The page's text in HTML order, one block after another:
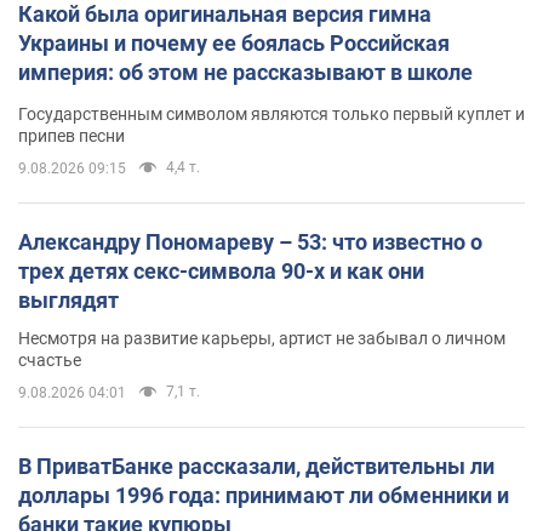
Какой была оригинальная версия гимна
Украины и почему ее боялась Российская
империя: об этом не рассказывают в школе
Государственным символом являются только первый куплет и
припев песни
9.08.2026 09:15 4,4 т.
Александру Пономареву – 53: что известно о
трех детях секс-символа 90-х и как они
выглядят
Несмотря на развитие карьеры, артист не забывал о личном
счастье
9.08.2026 04:01 7,1 т.
В ПриватБанке рассказали, действительны ли
доллары 1996 года: принимают ли обменники и
банки такие купюры